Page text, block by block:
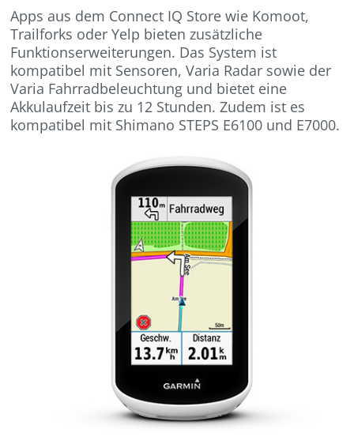
Apps aus dem Connect IQ Store wie Komoot,
Trailforks oder Yelp bieten zusätzliche
Funktionserweiterungen. Das System ist
kompatibel mit Sensoren, Varia Radar sowie der
Varia Fahrradbeleuchtung und bietet eine
Akkulaufzeit bis zu 12 Stunden. Zudem ist es
kompatibel mit Shimano STEPS E6100 und E7000.